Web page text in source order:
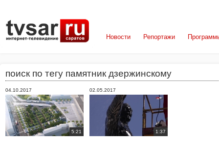
Новости Репортажи
поиск по тегу памятник дзержинскому
04.10.2017
5:21
02.05.2017
1:37